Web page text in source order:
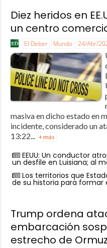
Diez heridos en
un centro
El Deber Mundo 24/Abr/
masiva en dicho estado en
incidente, considerado un
13:22... + más
EEUU: Un conductor
un desfile en Luisiana; al
Los territorios que
de su historia para formar
Trump ordena
embarcación
estrecho de Ormuz